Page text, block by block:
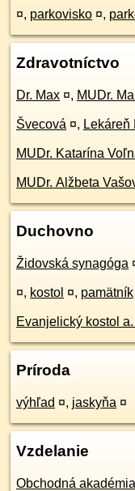
¤, parkovisko ¤,
Zdravotníctvo
Dr. Max ¤, MUDr.
Švecová ¤, Lekáreň
MUDr. Katarína
MUDr. Alžbeta
Duchovno
Židovská synagóga
¤, kostol ¤, pamätník
Evanjelický kostol a.
Príroda
výhľad ¤, jaskyňa ¤
Vzdelanie
Obchodná akadémia